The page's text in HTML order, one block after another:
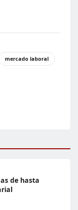
mercado laboral
de hasta